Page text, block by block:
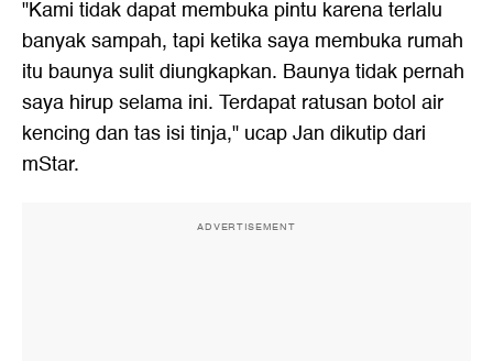
"Kami tidak dapat membuka pintu karena terlalu
banyak sampah, tapi ketika saya membuka rumah
itu baunya sulit diungkapkan. Baunya tidak pernah
saya hirup selama ini. Terdapat ratusan botol air
kencing dan tas isi tinja," ucap Jan dikutip dari
mStar.
ADVERTISEMENT